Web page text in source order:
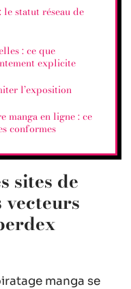
statut réseau de
: ce que
explicite
l’exposition
manga en ligne : ce
conformes
sites de
vecteurs
manga se